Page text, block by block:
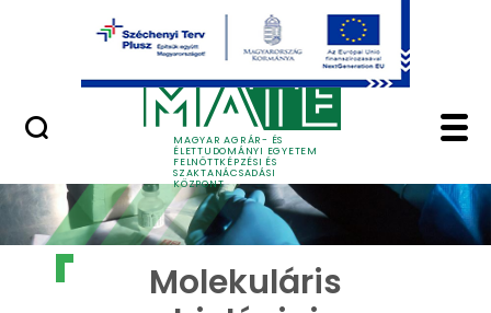
Ugrás a fő tartalomhoz
MAGYAR AGRÁR- ÉS
ÉLETTUDOMÁNYI EGYETEM
FELNŐTTKÉPZÉSI ÉS
SZAKTANÁCSADÁSI
KÖZPONT
Molekuláris biológiai
Molekuláris